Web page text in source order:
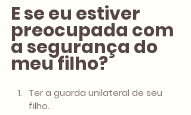
E se eu estiver
preocupada com
a segurança do
meu filho?
Ter a guarda unilateral de seu
filho.